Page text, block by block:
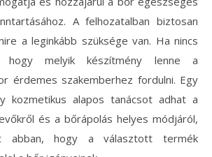
A felhozatalban biztosan
a leginkább szüksége van. Ha nincs
hogy melyik készítmény lenne a
érdemes szakemberhez fordulni. Egy
kozmetikus alapos tanácsot adhat a
és a bőrápolás helyes módjáról,
abban, hogy a választott termék